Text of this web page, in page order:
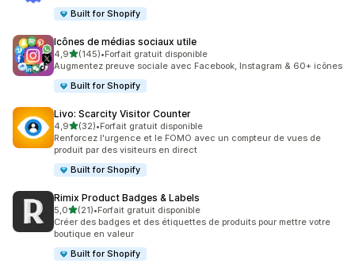
Built for Shopify
Icônes de médias sociaux utile
4,9étoile(s) sur 5
(145)
145 avis au total
•Forfait gratuit disponible
Augmentez preuve sociale avec Facebook, Instagram & 60+ icônes
Built for Shopify
Livo: Scarcity Visitor Counter
4,9étoile(s) sur 5
(32)
32 avis au total
•Forfait gratuit disponible
Renforcez l'urgence et le FOMO avec un compteur de vues de
produit par des visiteurs en direct
Built for Shopify
Rimix Product Badges & Labels
5,0étoile(s) sur 5
(21)
21 avis au total
•Forfait gratuit disponible
Créer des badges et des étiquettes de produits pour mettre votre
boutique en valeur
Built for Shopify